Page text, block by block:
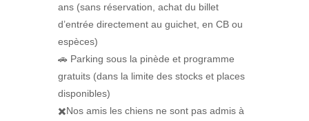
ans (sans réservation, achat du billet
d’entrée directement au guichet, en CB ou
espèces)
🚗 Parking sous la pinède et programme
gratuits (dans la limite des stocks et places
disponibles)
✖️Nos amis les chiens ne sont pas admis à